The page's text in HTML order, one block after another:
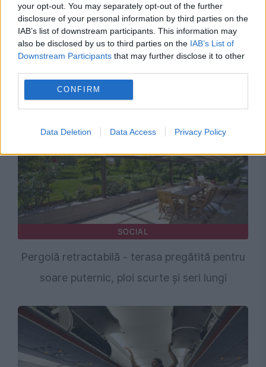
your opt-out. You may separately opt-out of the further
disclosure of your personal information by third parties on the
IAB’s list of downstream participants. This information may
also be disclosed by us to third parties on the IAB’s List of
Downstream Participants that may further disclose it to other
CONFIRM
Data Deletion Data Access Privacy Policy
Recomandările noastre
SOCIAL
Pergolă retractabilă - terasa pregătită pentru
soare puternic, ploi scurte și seri lungi